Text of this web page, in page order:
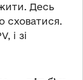
Десь
сховатися.
і зі